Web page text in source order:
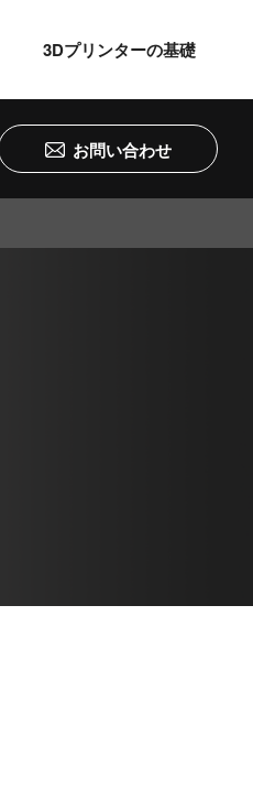
3Dプリンターの基礎
お問い合わせ